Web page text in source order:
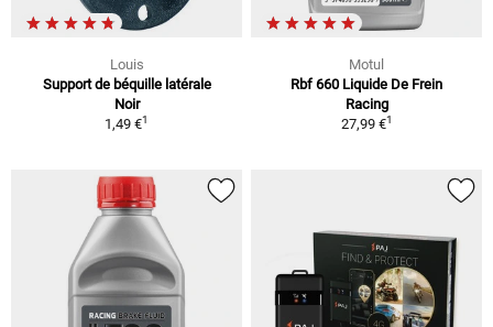
Louis
Support de béquille latérale
Noir
1,49 €1
Motul
Rbf 660 Liquide De Frein
Racing
27,99 €1